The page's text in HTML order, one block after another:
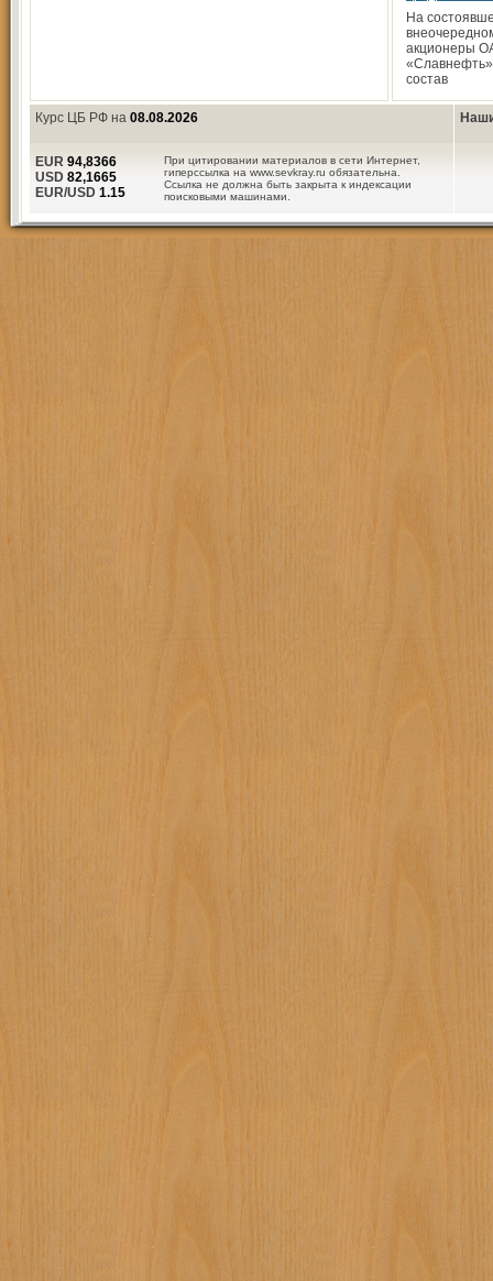
На
акционеры
состав
Курс ЦБ РФ на 08.08.2026
При цитировании материалов в сети Интернет,
гиперссылка на www.sevkray.ru обязательна.
Ссылка не должна быть закрыта к индексации
поисковыми машинами.
EUR 94,8366
USD 82,1665
EUR/USD 1.15